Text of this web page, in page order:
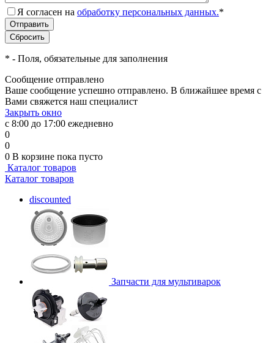
Я согласен на обработку персональных данных.*
* - Поля, обязательные для заполнения
Сообщение отправлено
Ваше сообщение успешно отправлено. В ближайшее время с
Вами свяжется наш специалист
Закрыть окно
с 8:00 до 17:00 ежедневно
0
0
0 В корзине пока пусто
Каталог товаров
Каталог товаров
discounted
Запчасти для мультиварок